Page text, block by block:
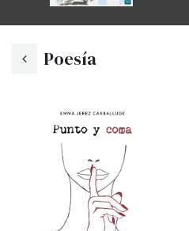
Poesía